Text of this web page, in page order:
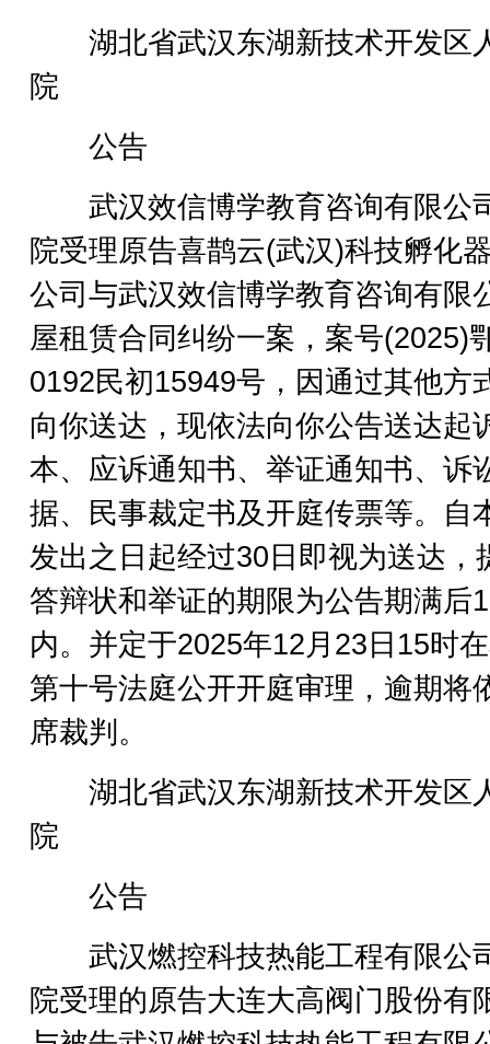
湖北省武汉东湖新技术开发区
院
公告
武汉效信博学教育咨询有限公
院受理原告喜鹊云(武汉)科技孵化
公司与武汉效信博学教育咨询有限
屋租赁合同纠纷一案，案号(2025)
0192民初15949号，因通过其他方
向你送达，现依法向你公告送达起
本、应诉通知书、举证通知书、诉
据、民事裁定书及开庭传票等。自
发出之日起经过30日即视为送达，
答辩状和举证的期限为公告期满后
内。并定于2025年12月23日15时
第十号法庭公开开庭审理，逾期将
席裁判。
湖北省武汉东湖新技术开发区
院
公告
武汉燃控科技热能工程有限公
院受理的原告大连大高阀门股份有